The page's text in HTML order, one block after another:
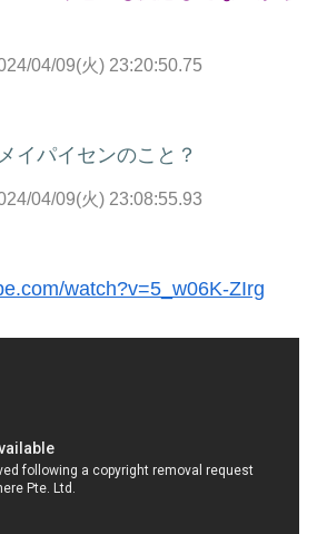
04/09(火) 23:20:50.75
イパイセンのこと？
04/09(火) 23:08:55.93
watch?v=5_w06K-ZIrg